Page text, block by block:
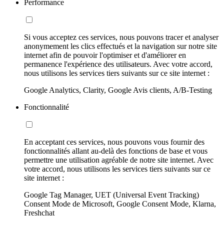
Performance
Si vous acceptez ces services, nous pouvons tracer et analyser
anonymement les clics effectués et la navigation sur notre site
internet afin de pouvoir l'optimiser et d'améliorer en
permanence l'expérience des utilisateurs. Avec votre accord,
nous utilisons les services tiers suivants sur ce site internet :
Google Analytics, Clarity, Google Avis clients, A/B-Testing
Fonctionnalité
En acceptant ces services, nous pouvons vous fournir des
fonctionnalités allant au-delà des fonctions de base et vous
permettre une utilisation agréable de notre site internet. Avec
votre accord, nous utilisons les services tiers suivants sur ce
site internet :
Google Tag Manager, UET (Universal Event Tracking)
Consent Mode de Microsoft, Google Consent Mode, Klarna,
Freshchat